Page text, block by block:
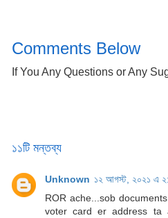
Comments Below
If You Any Questions or Any
১১টি মন্তব্য
Unknown ১২ আগস্ট, ২০২১ এ
ROR ache...sob
voter card er address ta